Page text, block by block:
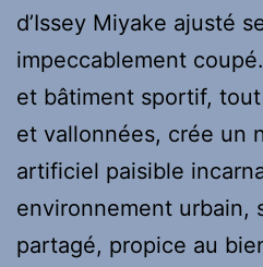
d’Issey Miyake ajusté
impeccablement
et bâtiment sportif,
et vallonnées, crée un
artificiel paisible
environnement urbain,
partagé, propice au